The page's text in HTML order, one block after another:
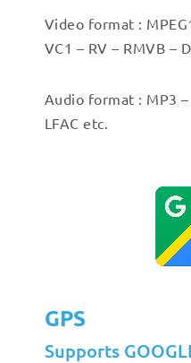
Video format :
VC1 – RV – RMVB –
Audio format : MP3 –
LFAC etc.
GPS
Supports